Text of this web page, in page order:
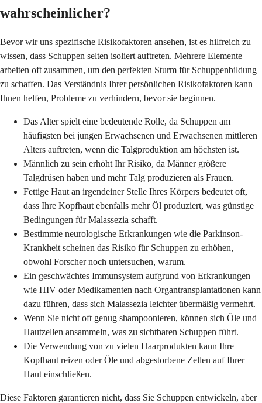
wahrscheinlicher?
Bevor wir uns spezifische Risikofaktoren ansehen, ist es hilfreich zu
wissen, dass Schuppen selten isoliert auftreten. Mehrere Elemente
arbeiten oft zusammen, um den perfekten Sturm für Schuppenbildung
zu schaffen. Das Verständnis Ihrer persönlichen Risikofaktoren kann
Ihnen helfen, Probleme zu verhindern, bevor sie beginnen.
Das Alter spielt eine bedeutende Rolle, da Schuppen am
häufigsten bei jungen Erwachsenen und Erwachsenen mittleren
Alters auftreten, wenn die Talgproduktion am höchsten ist.
Männlich zu sein erhöht Ihr Risiko, da Männer größere
Talgdrüsen haben und mehr Talg produzieren als Frauen.
Fettige Haut an irgendeiner Stelle Ihres Körpers bedeutet oft,
dass Ihre Kopfhaut ebenfalls mehr Öl produziert, was günstige
Bedingungen für Malassezia schafft.
Bestimmte neurologische Erkrankungen wie die Parkinson-
Krankheit scheinen das Risiko für Schuppen zu erhöhen,
obwohl Forscher noch untersuchen, warum.
Ein geschwächtes Immunsystem aufgrund von Erkrankungen
wie HIV oder Medikamenten nach Organtransplantationen kann
dazu führen, dass sich Malassezia leichter übermäßig vermehrt.
Wenn Sie nicht oft genug shampoonieren, können sich Öle und
Hautzellen ansammeln, was zu sichtbaren Schuppen führt.
Die Verwendung von zu vielen Haarprodukten kann Ihre
Kopfhaut reizen oder Öle und abgestorbene Zellen auf Ihrer
Haut einschließen.
Diese Faktoren garantieren nicht, dass Sie Schuppen entwickeln, aber